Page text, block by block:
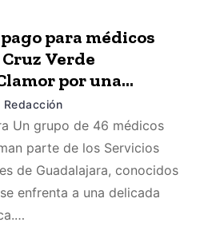
para médicos
Verde
por una
Redacción
Un grupo de 46 médicos
parte de los Servicios
de Guadalajara, conocidos
enfrenta a una delicada